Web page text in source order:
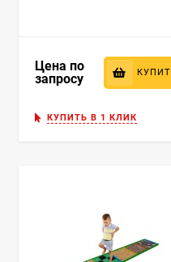
Цена по
запросу
КУПИТЬ В 1 КЛИК